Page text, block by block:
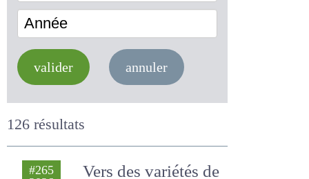
Auteur
valider annuler
126 résultats